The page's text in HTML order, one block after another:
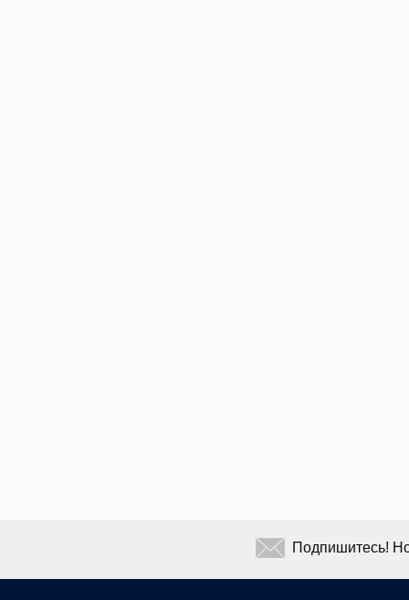
Подпишитесь!